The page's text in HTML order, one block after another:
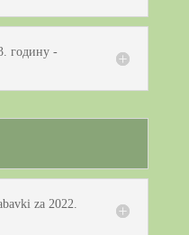
годину -
za 2022.